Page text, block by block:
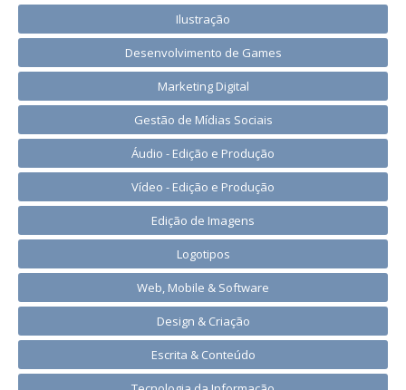
Ilustração
Desenvolvimento de Games
Marketing Digital
Gestão de Mídias Sociais
Áudio - Edição e Produção
Vídeo - Edição e Produção
Edição de Imagens
Logotipos
Web, Mobile & Software
Design & Criação
Escrita & Conteúdo